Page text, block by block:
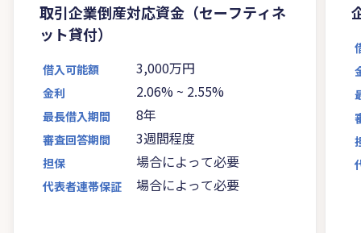
取引企業倒産対応資金（セーフティネ
ット貸付）
借入可能額 3,000万円
金利 2.06% ~ 2.55%
最長借入期間 8年
審査回答期間 3週間程度
担保 場合によって必要
代表者連帯保証 場合によって必要